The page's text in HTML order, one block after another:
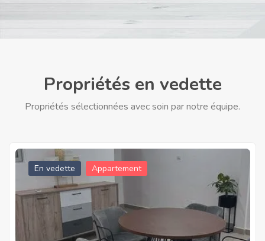
Propriétés en vedette
Propriétés sélectionnées avec soin par notre équipe.
En vedette Appartement